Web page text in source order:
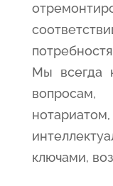
Мы всегда
вопросам,
ключами,